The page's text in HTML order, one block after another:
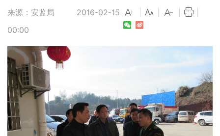
来源：安监局
2016-02-15
00:00